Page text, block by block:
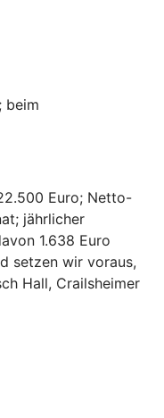
beim
Euro; Netto-
jährlicher
1.638 Euro
setzen wir voraus,
Hall, Crailsheimer